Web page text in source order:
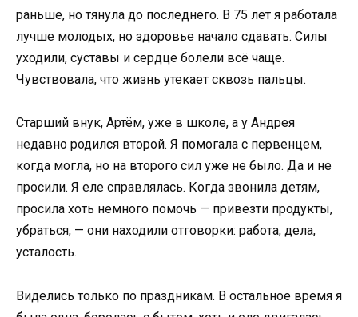
раньше, но тянула до последнего. В 75 лет я работала
лучше молодых, но здоровье начало сдавать. Силы
уходили, суставы и сердце болели всё чаще.
Чувствовала, что жизнь утекает сквозь пальцы.
Старший внук, Артём, уже в школе, а у Андрея
недавно родился второй. Я помогала с первенцем,
когда могла, но на второго сил уже не было. Да и не
просили. Я еле справлялась. Когда звонила детям,
просила хоть немного помочь — привезти продукты,
убраться, — они находили отговорки: работа, дела,
усталость.
Виделись только по праздникам. В остальное время я